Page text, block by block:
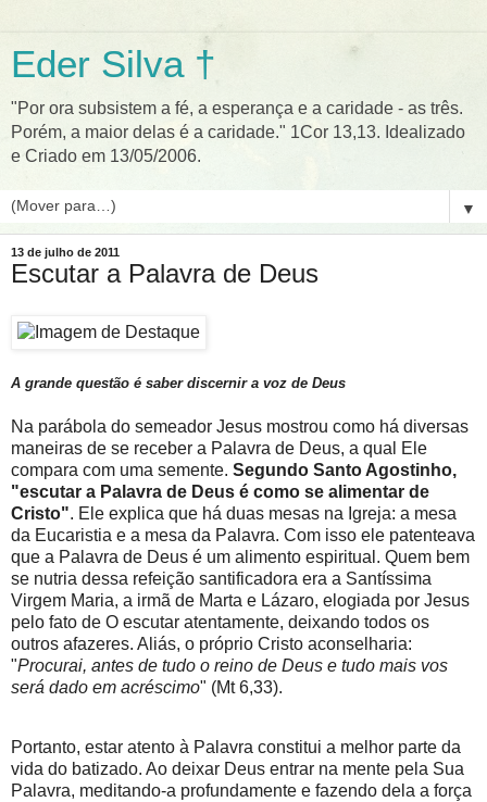
Eder Silva †
"Por ora subsistem a fé, a esperança e a caridade - as três.
Porém, a maior delas é a caridade." 1Cor 13,13. Idealizado
e Criado em 13/05/2006.
▼
13 de julho de 2011
Escutar a Palavra de Deus
A grande questão é saber discernir a voz de Deus
Na parábola do semeador Jesus mostrou como há diversas
maneiras de se receber a Palavra de Deus, a qual Ele
compara com uma semente. Segundo Santo Agostinho,
"escutar a Palavra de Deus é como se alimentar de
Cristo". Ele explica que há duas mesas na Igreja: a mesa
da Eucaristia e a mesa da Palavra. Com isso ele patenteava
que a Palavra de Deus é um alimento espiritual. Quem bem
se nutria dessa refeição santificadora era a Santíssima
Virgem Maria, a irmã de Marta e Lázaro, elogiada por Jesus
pelo fato de O escutar atentamente, deixando todos os
outros afazeres. Aliás, o próprio Cristo aconselharia:
"Procurai, antes de tudo o reino de Deus e tudo mais vos
será dado em acréscimo" (Mt 6,33).
Portanto, estar atento à Palavra constitui a melhor parte da
vida do batizado. Ao deixar Deus entrar na mente pela Sua
Palavra, meditando-a profundamente e fazendo dela a força